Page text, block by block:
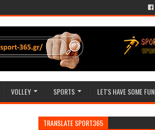
VOLLEY SPORTS LET'S HAVE SOME FUN
TRANSLATE SPORT365